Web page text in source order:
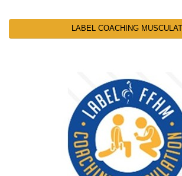
LABEL COACHING